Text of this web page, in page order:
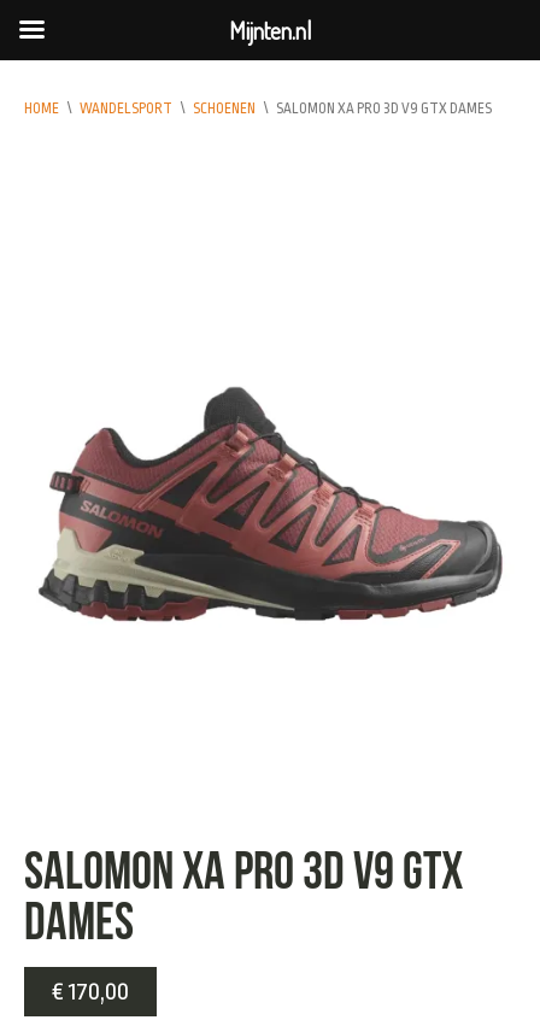
HOME \ WANDELSPORT \ SCHOENEN \ SALOMON XA PRO 3D V9 GTX DAMES
Salomon XA pro 3D v9 GTX
Dames
€ 170,00
Mijnten.nl